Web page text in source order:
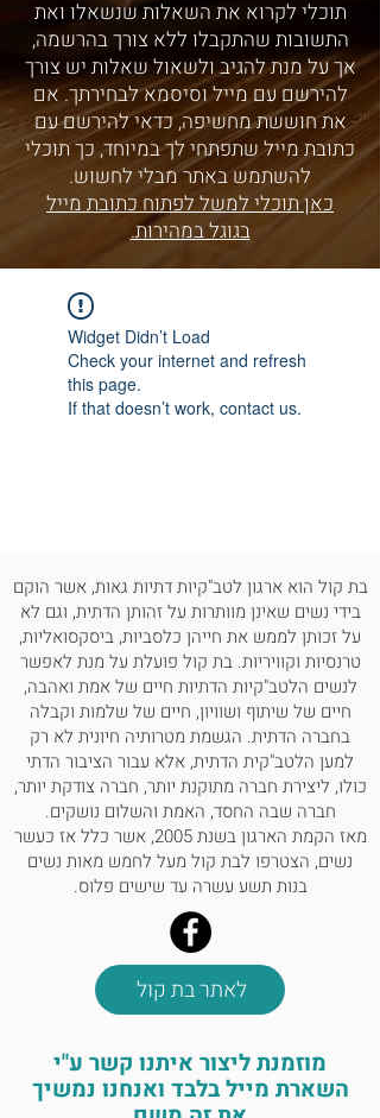
תוכלי לקרוא את השאלות שנשאלו ואת
התשובות שהתקבלו ללא צורך בהרשמה,
אך על מנת להגיב ולשאול שאלות יש צורך
להירשם עם מייל וסיסמא לבחירתך. אם
את חוששת מחשיפה, כדאי להירשם עם
כתובת מייל שתפתחי לך במיוחד, כך תוכלי
להשתמש באתר מבלי לחשוש.
כאן תוכלי למשל לפתוח כתובת מייל
בגוגל במהירות.
Widget Didn’t Load
Check your internet and refresh
this page.
If that doesn’t work, contact us.
בת קול הוא ארגון לטב"קיות דתיות גאות, אשר הוקם
בידי נשים שאינן מוותרות על זהותן הדתית, וגם לא
על זכותן לממש את חייהן כלסביות, ביסקסואליות,
טרנסיות וקוויריות. בת קול פועלת על מנת לאפשר
לנשים הלטב"קיות הדתיות חיים של אמת ואהבה,
חיים של שיתוף ושוויון, חיים של שלמות וקבלה
בחברה הדתית. הגשמת מטרותיה חיונית לא רק
למען הלטב"קית הדתית, אלא עבור הציבור הדתי
כולו, ליצירת חברה מתוקנת יותר, חברה צודקת יותר,
חברה שבה החסד, האמת והשלום נושקים.
מאז הקמת הארגון בשנת 2005, אשר כלל אז כעשר
נשים, הצטרפו לבת קול מעל לחמש מאות נשים
בנות תשע עשרה עד שישים פלוס.
לאתר בת קול
מוזמנת ליצור איתנו קשר ע"י
השארת מייל בלבד ואנחנו נמשיך